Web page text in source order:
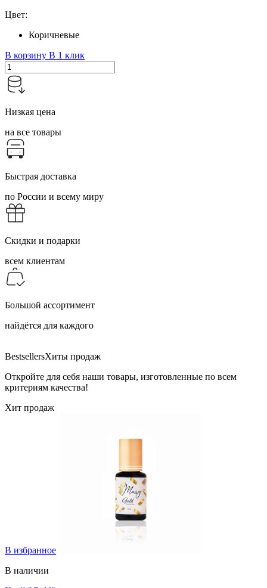
Цвет:
Коричневые
В корзину В 1 клик
Низкая цена
на все товары
Быстрая доставка
по России и всему миру
Скидки и подарки
всем клиентам
Большой ассортимент
найдётся для каждого
BestsellersХиты продаж
Откройте для себя наши товары, изготовленные по всем
критериям качества!
Хит продаж
В избранное
В наличии